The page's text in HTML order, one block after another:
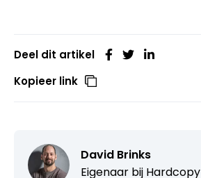
Deel dit artikel
Kopieer link
David Brinks
Eigenaar bij Hardcopy